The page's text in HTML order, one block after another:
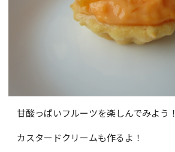
甘酸っぱいフルーツを楽しんでみよう！
カスタードクリームも作るよ！